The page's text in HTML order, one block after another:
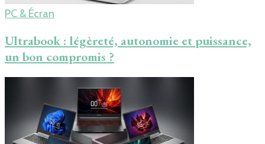
PC & Écran
Ultrabook : légèreté, autonomie et puissance,
un bon compromis ?